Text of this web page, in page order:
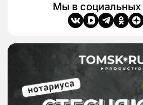
Мы в социальных